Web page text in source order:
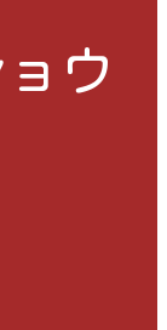
ウ